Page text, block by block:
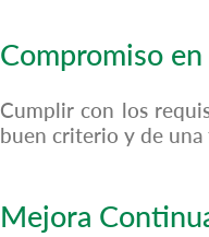
Compromiso en
Cumplir con los
buen criterio y de
Mejora